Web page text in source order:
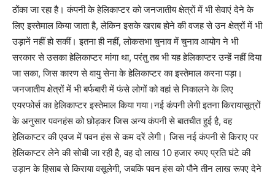
ठोंका जा रहा है। कंपनी के हेलिकाप्टर को जनजातीय क्षेत्रों में भी सेवाएं देने के
लिए इस्तेमाल किया जाता है, लेकिन इसके खराब होने की वजह से उन क्षेत्रों में भी
उड़ानें नहीं हो सकीं। इतना ही नहीं, लोकसभा चुनाव में चुनाव आयोग ने भी
सरकार से उसका हेलिकाप्टर मांगा था, परंतु तब भी यह हेलिकाप्टर उन्हें नहीं दिया
जा सका, जिस कारण से वायु सेना के हेलिकाप्टर का इस्तेमाल करना पड़ा।
जनजातीय क्षेत्रों में भी बर्फबारी में फंसे लोगों को वहां से निकालने के लिए
एयरफोर्स का हेलिकाप्टर इस्तेमाल किया गया।नई कंपनी लेगी इतना किरायासूत्रों
के अनुसार पवनहंस को छोड़कर जिस अन्य कंपनी से बातचीत हुई है, वह
हेलिकाप्टर की एवज में पवन हंस से कम दरें लेगी। जिस नई कंपनी से किराए पर
हेलिकाप्टर लेने की सोची जा रही है, वह दो लाख 10 हजार रुपए प्रति घंटे की
उड़ान के हिसाब से किराया वसूलेगी, जबकि पवन हंस को पौने तीन लाख रूपए देने